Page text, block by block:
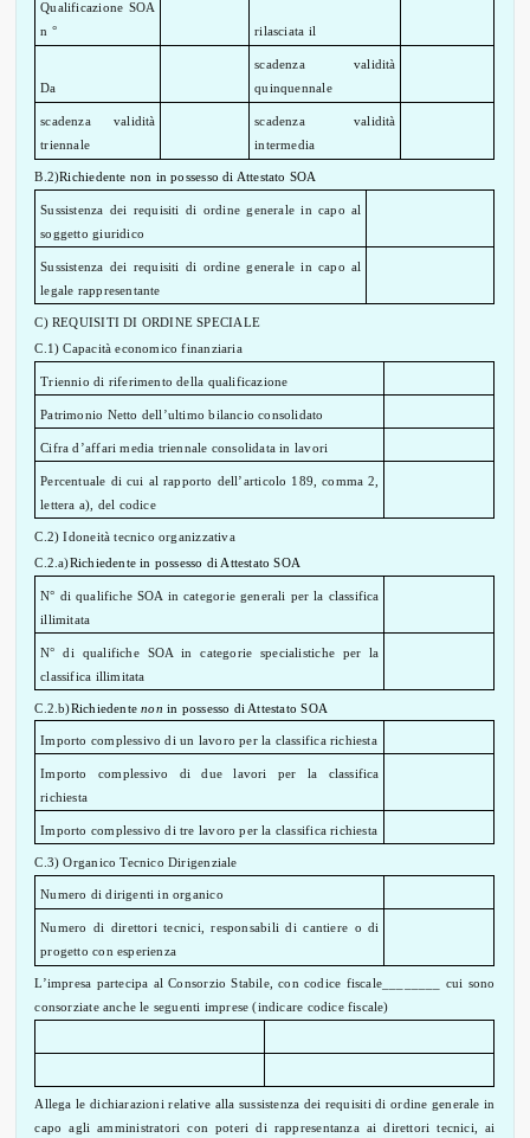
Qualificazione SOA
n °
rilasciata il
Da
scadenza validità
quinquennale
scadenza validità
triennale
scadenza validità
intermedia
B.2)Richiedente non in possesso di Attestato SOA
Sussistenza dei requisiti di ordine generale in capo al
soggetto giuridico
Sussistenza dei requisiti di ordine generale in capo al
legale rappresentante
C) REQUISITI DI ORDINE SPECIALE
C.1) Capacità economico finanziaria
Triennio di riferimento della qualificazione
Patrimonio Netto dell’ultimo bilancio consolidato
Cifra d’affari media triennale consolidata in lavori
Percentuale di cui al rapporto dell’articolo 189, comma 2,
lettera a), del codice
C.2) Idoneità tecnico organizzativa
C.2.a)Richiedente in possesso di Attestato SOA
N° di qualifiche SOA in categorie generali per la classifica
illimitata
N° di qualifiche SOA in categorie specialistiche per la
classifica illimitata
C.2.b)Richiedentenon in possesso di Attestato SOA
Importo complessivo di un lavoro per la classifica richiesta
Importo complessivo di due lavori per la classifica
richiesta
Importo complessivo di tre lavoro per la classifica richiesta
C.3) Organico Tecnico Dirigenziale
Numero di dirigenti in organico
Numero di direttori tecnici, responsabili di cantiere o di
progetto con esperienza
L’impresa partecipa al Consorzio Stabile, con codice fiscale________ cui sono
consorziate anche le seguenti imprese (indicare codice fiscale)
Allega le dichiarazioni relative alla sussistenza dei requisiti di ordine generale in
capo agli amministratori con poteri di rappresentanza ai direttori tecnici, ai